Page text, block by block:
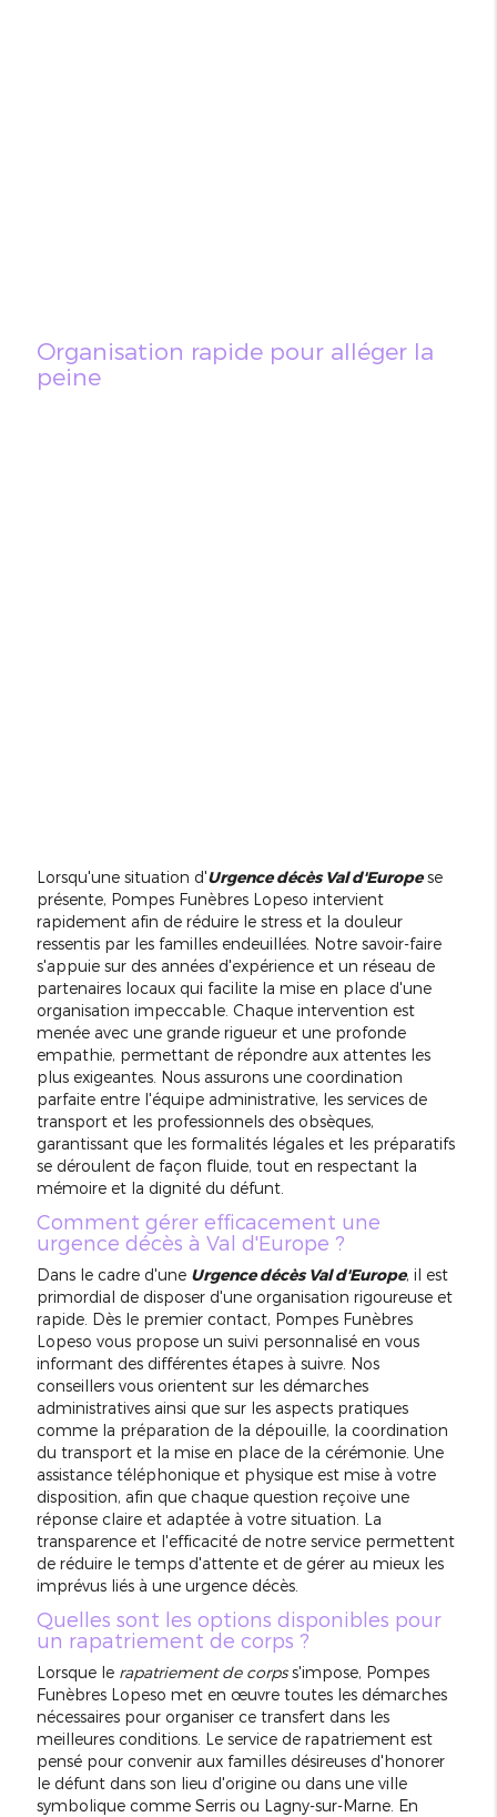
Organisation rapide pour alléger la
peine
Lorsqu'une situation d'Urgence décès Val d'Europese
présente, Pompes Funèbres Lopeso intervient
rapidement afin de réduire le stress et la douleur
ressentis par les familles endeuillées. Notre savoir-faire
s'appuie sur des années d'expérience et un réseau de
partenaires locaux qui facilite la mise en place d'une
organisation impeccable. Chaque intervention est
menée avec une grande rigueur et une profonde
empathie, permettant de répondre aux attentes les
plus exigeantes. Nous assurons une coordination
parfaite entre l'équipe administrative, les services de
transport et les professionnels des obsèques,
garantissant que les formalités légales et les préparatifs
se déroulent de façon fluide, tout en respectant la
mémoire et la dignité du défunt.
Comment gérer efficacement une
urgence décès à Val d'Europe ?
Dans le cadre d'une Urgence décès Val d'Europe, il est
primordial de disposer d'une organisation rigoureuse et
rapide. Dès le premier contact, Pompes Funèbres
Lopeso vous propose un suivi personnalisé en vous
informant des différentes étapes à suivre. Nos
conseillers vous orientent sur les démarches
administratives ainsi que sur les aspects pratiques
comme la préparation de la dépouille, la coordination
du transport et la mise en place de la cérémonie. Une
assistance téléphonique et physique est mise à votre
disposition, afin que chaque question reçoive une
réponse claire et adaptée à votre situation. La
transparence et l'efficacité de notre service permettent
de réduire le temps d'attente et de gérer au mieux les
imprévus liés à une urgence décès.
Quelles sont les options disponibles pour
un rapatriement de corps ?
Lorsque le rapatriement de corpss'impose, Pompes
Funèbres Lopeso met en œuvre toutes les démarches
nécessaires pour organiser ce transfert dans les
meilleures conditions. Le service de rapatriement est
pensé pour convenir aux familles désireuses d'honorer
le défunt dans son lieu d'origine ou dans une ville
symbolique comme Serris ou Lagny-sur-Marne. En